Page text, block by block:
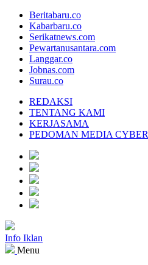
Beritabaru.co
Kabarbaru.co
Serikatnews.com
Pewartanusantara.com
Langgar.co
Jobnas.com
Surau.co
REDAKSI
TENTANG KAMI
KERJASAMA
PEDOMAN MEDIA CYBER
Info Iklan
Menu